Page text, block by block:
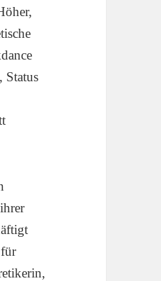
Status